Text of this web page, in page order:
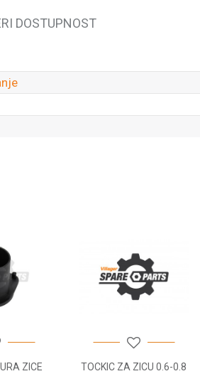
DOSTUPNOST
ZICE TOCKIC ZA ZICU 0.6-0.8